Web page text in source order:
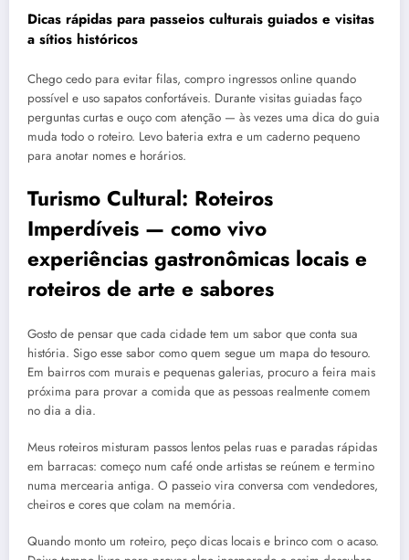
Dicas rápidas para passeios culturais guiados e visitas
a sítios históricos
Chego cedo para evitar filas, compro ingressos online quando
possível e uso sapatos confortáveis. Durante visitas guiadas faço
perguntas curtas e ouço com atenção — às vezes uma dica do guia
muda todo o roteiro. Levo bateria extra e um caderno pequeno
para anotar nomes e horários.
Turismo Cultural: Roteiros
Imperdíveis — como vivo
experiências gastronômicas locais e
roteiros de arte e sabores
Gosto de pensar que cada cidade tem um sabor que conta sua
história. Sigo esse sabor como quem segue um mapa do tesouro.
Em bairros com murais e pequenas galerias, procuro a feira mais
próxima para provar a comida que as pessoas realmente comem
no dia a dia.
Meus roteiros misturam passos lentos pelas ruas e paradas rápidas
em barracas: começo num café onde artistas se reúnem e termino
numa mercearia antiga. O passeio vira conversa com vendedores,
cheiros e cores que colam na memória.
Quando monto um roteiro, peço dicas locais e brinco com o acaso.